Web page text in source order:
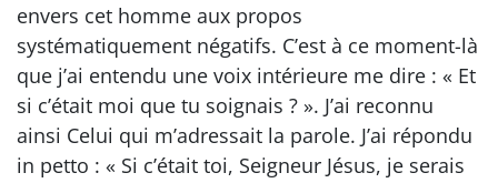
envers cet homme aux propos
systématiquement négatifs. C’est à ce moment-là
que j’ai entendu une voix intérieure me dire : « Et
si c’était moi que tu soignais ? ». J’ai reconnu
ainsi Celui qui m’adressait la parole. J’ai répondu
in petto : « Si c’était toi, Seigneur Jésus, je serais